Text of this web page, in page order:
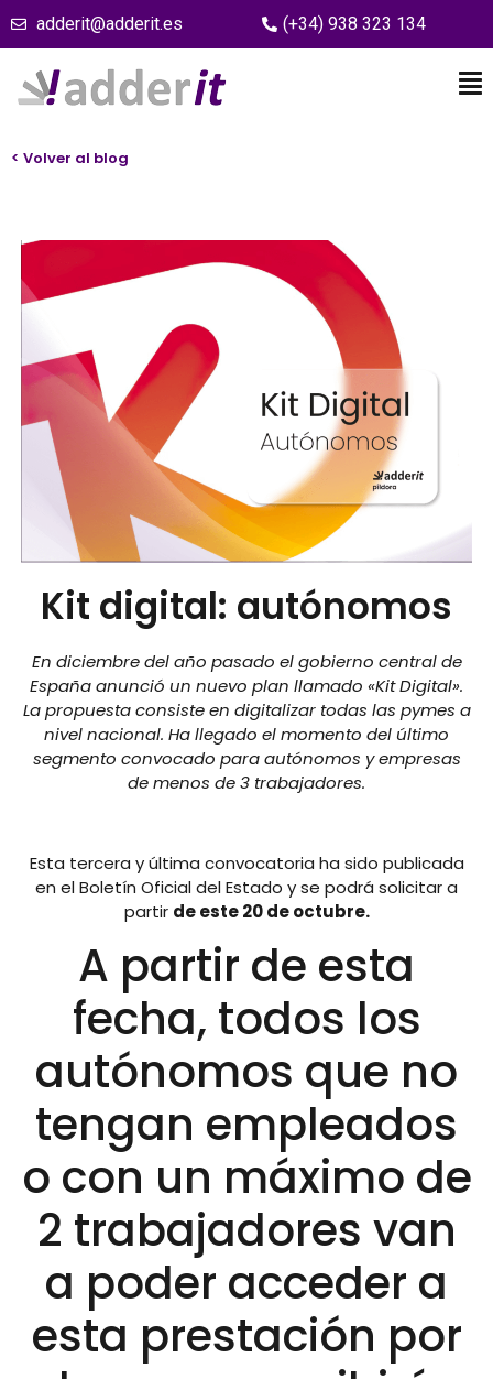
adderit@adderit.es (+34) 938 323 134
< Volver al blog
Kit digital: autónomos
En diciembre del año pasado el gobierno central de
España anunció un nuevo plan llamado «Kit Digital».
La propuesta consiste en digitalizar todas las pymes a
nivel nacional. Ha llegado el momento del último
segmento convocado para autónomos y empresas
de menos de 3 trabajadores.
Esta tercera y última convocatoria ha sido publicada
en el Boletín Oficial del Estado y se podrá solicitar a
partir de este 20 de octubre.
A partir de esta
fecha, todos los
autónomos que no
tengan empleados
o con un máximo de
2 trabajadores van
a poder acceder a
esta prestación por